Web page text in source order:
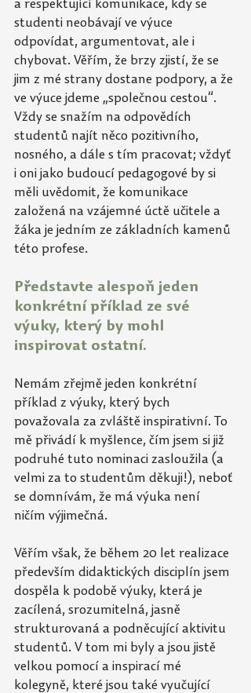
a respektující komunikace, kdy se
studenti neobávají ve výuce
odpovídat, argumentovat, ale i
chybovat. Věřím, že brzy zjistí, že se
jim z mé strany dostane podpory, a že
ve výuce jdeme „společnou cestou“.
Vždy se snažím na odpovědích
studentů najít něco pozitivního,
nosného, a dále s tím pracovat; vždyť
i oni jako budoucí pedagogové by si
měli uvědomit, že komunikace
založená na vzájemné úctě učitele a
žáka je jedním ze základních kamenů
této profese.
Představte alespoň jeden
konkrétní příklad ze své
výuky, který by mohl
inspirovat ostatní.
Nemám zřejmě jeden konkrétní
příklad z výuky, který bych
považovala za zvláště inspirativní. To
mě přivádí k myšlence, čím jsem si již
podruhé tuto nominaci zasloužila (a
velmi za to studentům děkuji!), neboť
se domnívám, že má výuka není
ničím výjimečná.
Věřím však, že během 20 let realizace
především didaktických disciplín jsem
dospěla k podobě výuky, která je
zacílená, srozumitelná, jasně
strukturovaná a podněcující aktivitu
studentů. V tom mi byly a jsou jistě
velkou pomocí a inspirací mé
kolegyně, které jsou také vyučující